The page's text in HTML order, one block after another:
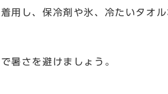
用し、保冷剤や氷、冷たいタオル
暑さを避けましょう。